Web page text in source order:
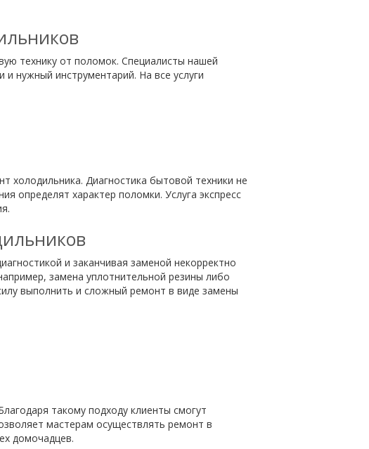
технику от поломок. Специалисты нашей
нужный инструментарий. На все услуги
холодильника. Диагностика бытовой техники не
определят характер поломки. Услуга экспресс
и заканчивая заменой некорректно
замена уплотнительной резины либо
выполнить и сложный ремонт в виде замены
такому подходу клиенты смогут
мастерам осуществлять ремонт в
домочадцев.